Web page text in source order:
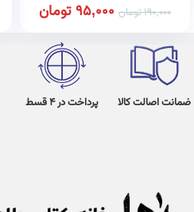
190,000تومان 95,000تومان
ضمانت اصالت کالا پرداخت در 4 قسط